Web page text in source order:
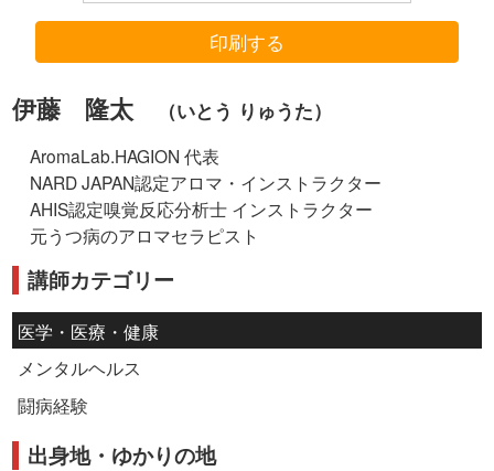
印刷する
伊藤 隆太 （いとう りゅうた）
AromaLab.HAGION 代表
NARD JAPAN認定アロマ・インストラクター
AHIS認定嗅覚反応分析士 インストラクター
元うつ病のアロマセラピスト
講師カテゴリー
医学・医療・健康
メンタルヘルス
闘病経験
出身地・ゆかりの地